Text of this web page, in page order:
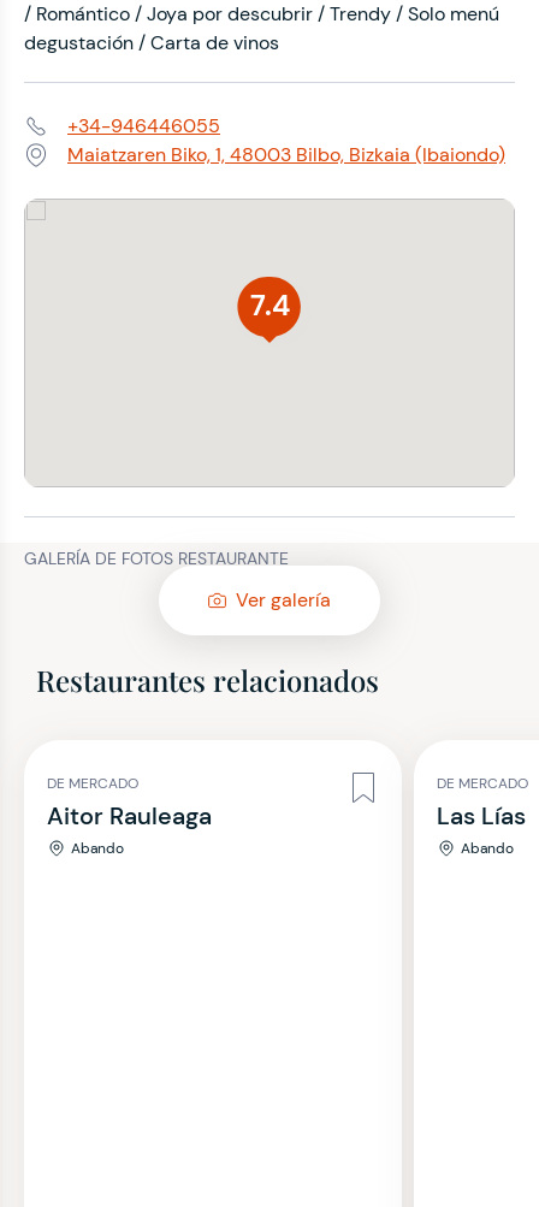
/ Romántico / Joya por descubrir / Trendy / Solo menú
degustación / Carta de vinos
Teléfono:+34-946446055
Dirección:Maiatzaren Biko, 1, 48003 Bilbo, Bizkaia (Ibaiondo)
7.4
GALERÍA DE FOTOS RESTAURANTE
Ver galería
Restaurantes relacionados
DE MERCADO
Aitor Rauleaga
Abando
DE MERCADO
Las Lías
Abando